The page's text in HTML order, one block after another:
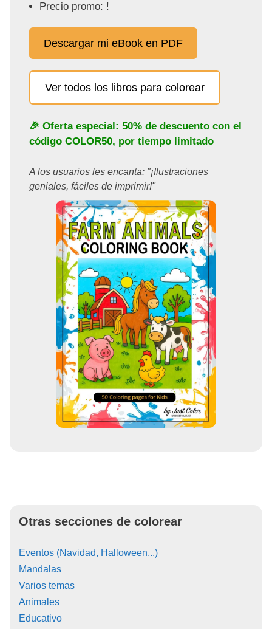
Precio promo: !
Descargar mi eBook en PDF
Ver todos los libros para colorear
🎉 Oferta especial: 50% de descuento con el
código COLOR50, por tiempo limitado
A los usuarios les encanta: "¡Ilustraciones
geniales, fáciles de imprimir!"
Otras secciones de colorear
Eventos (Navidad, Halloween...)
Mandalas
Varios temas
Animales
Educativo